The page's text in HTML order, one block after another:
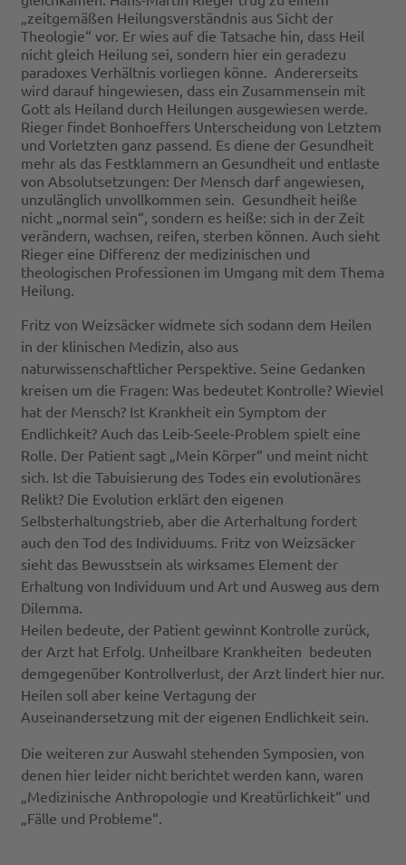
„zeitgemäßen Heilungsverständnis aus Sicht der
Theologie“ vor. Er wies auf die Tatsache hin, dass Heil
nicht gleich Heilung sei, sondern hier ein geradezu
paradoxes Verhältnis vorliegen könne. Andererseits
wird darauf hingewiesen, dass ein Zusammensein mit
Gott als Heiland durch Heilungen ausgewiesen werde.
Rieger findet Bonhoeffers Unterscheidung von Letztem
und Vorletzten ganz passend. Es diene der Gesundheit
mehr als das Festklammern an Gesundheit und entlaste
von Absolutsetzungen: Der Mensch darf angewiesen,
unzulänglich unvollkommen sein. Gesundheit heiße
nicht „normal sein“, sondern es heiße: sich in der Zeit
verändern, wachsen, reifen, sterben können. Auch sieht
Rieger eine Differenz der medizinischen und
theologischen Professionen im Umgang mit dem Thema
Heilung.
Fritz von Weizsäcker widmete sich sodann dem Heilen
in der klinischen Medizin, also aus
naturwissenschaftlicher Perspektive. Seine Gedanken
kreisen um die Fragen: Was bedeutet Kontrolle? Wieviel
hat der Mensch? Ist Krankheit ein Symptom der
Endlichkeit? Auch das Leib-Seele-Problem spielt eine
Rolle. Der Patient sagt „Mein Körper“ und meint nicht
sich. Ist die Tabuisierung des Todes ein evolutionäres
Relikt? Die Evolution erklärt den eigenen
Selbsterhaltungstrieb, aber die Arterhaltung fordert
auch den Tod des Individuums. Fritz von Weizsäcker
sieht das Bewusstsein als wirksames Element der
Erhaltung von Individuum und Art und Ausweg aus dem
Dilemma.
Heilen bedeute, der Patient gewinnt Kontrolle zurück,
der Arzt hat Erfolg. Unheilbare Krankheiten bedeuten
demgegenüber Kontrollverlust, der Arzt lindert hier nur.
Heilen soll aber keine Vertagung der
Auseinandersetzung mit der eigenen Endlichkeit sein.
Die weiteren zur Auswahl stehenden Symposien, von
denen hier leider nicht berichtet werden kann, waren
„Medizinische Anthropologie und Kreatürlichkeit“ und
„Fälle und Probleme“.